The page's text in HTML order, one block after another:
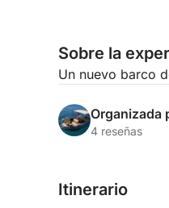
Sobre la
Un nuevo barco
Organizada
4 reseñas
Itinerario